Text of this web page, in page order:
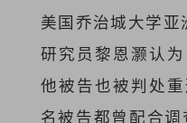
美国乔治城大学亚
研究员黎恩灏认
他被告也被判处
名被告都曾配合